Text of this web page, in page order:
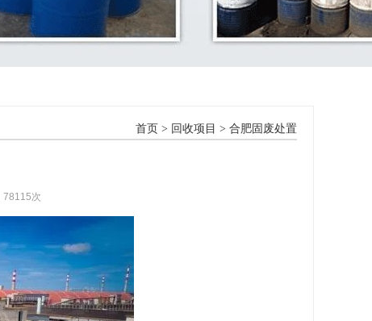
首页 > 回收项目 > 合肥固废处置
次